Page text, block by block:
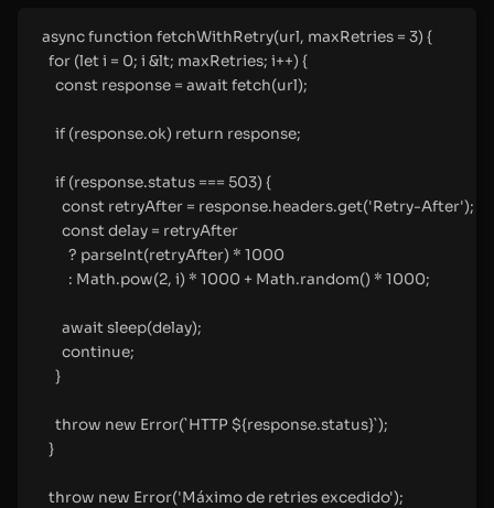
async function fetchWithRetry(url, maxRetries = 3) {
for (let i = 0; i &lt; maxRetries; i++) {
const response = await fetch(url);
if (response.ok) return response;
if (response.status === 503) {
const retryAfter = response.headers.get('Retry-After');
const delay = retryAfter
? parseInt(retryAfter) * 1000
: Math.pow(2, i) * 1000 + Math.random() * 1000;
await sleep(delay);
continue;
}
throw new Error(`HTTP ${response.status}`);
}
throw new Error('Máximo de retries excedido');